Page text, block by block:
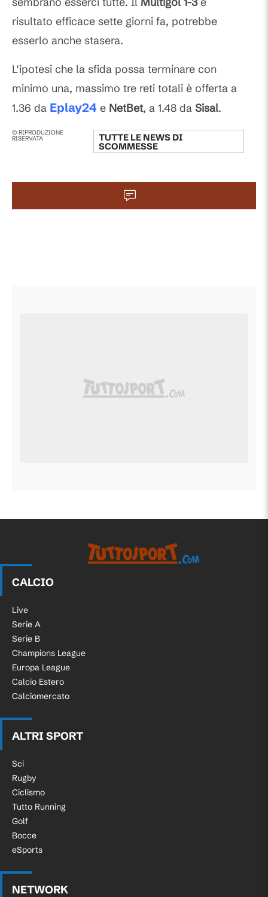
risultato efficace sette giorni fa, potrebbe
esserlo anche stasera.
L'ipotesi che la sfida possa terminare con
minimo una, massimo tre reti totali è offerta a
1.36 da Eplay24 e NetBet, a 1.48 da Sisal.
© RIPRODUZIONE
RISERVATA TUTTE LE NEWS DI
SCOMMESSE
CALCIO
Live
Serie A
Serie B
Champions League
Europa League
Calcio Estero
Calciomercato
ALTRI SPORT
Sci
Rugby
Ciclismo
Tutto Running
Golf
Bocce
eSports
NETWORK